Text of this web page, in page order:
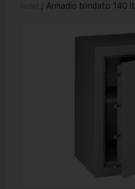
/ Armadio blindato 140 lt